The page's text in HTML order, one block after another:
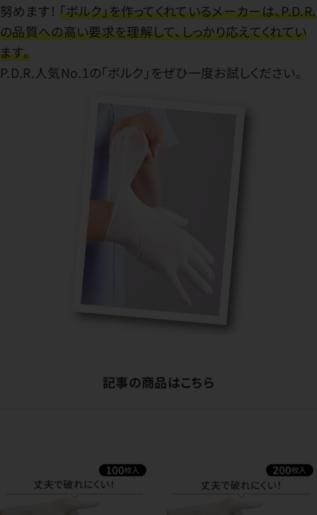
努めます！ 「ボルク」を作ってくれているメーカーは、P.D.R.
の品質への高い要求を理解して、しっかり応えてくれてい
ます。
P.D.R.人気No.1の「ボルク」をぜひ一度お試しください。
記事の商品はこちら